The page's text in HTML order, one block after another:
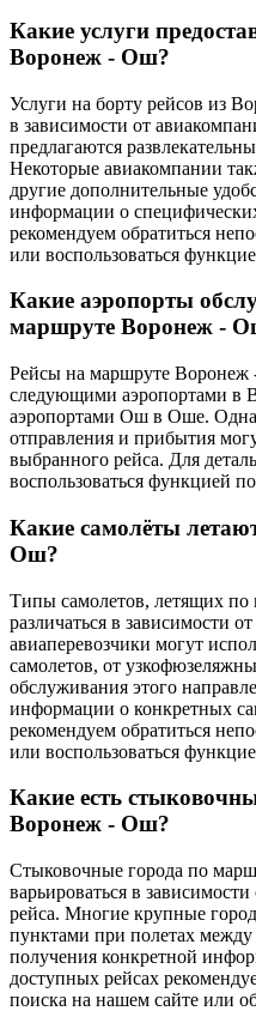
Какие услуги
Воронеж - Ош?
Услуги на борту рейсов из
в зависимости от
предлагаются
Некоторые авиакомпании
другие дополнительные
информации о
рекомендуем обратиться
или воспользоваться
Какие аэропорты
маршруте Воронеж -
Рейсы на маршруте
следующими аэропортами в
аэропортами Ош в Оше.
отправления и прибытия
выбранного рейса. Для
воспользоваться функцией
Какие самолёты
Ош?
Типы самолетов, летящих
различаться в зависимости
авиаперевозчики могут
самолетов, от
обслуживания этого
информации о конкретных
рекомендуем обратиться
или воспользоваться
Какие есть
Воронеж - Ош?
Стыковочные города по
варьироваться в
рейса. Многие крупные
пунктами при полетах
получения конкретной
доступных рейсах
поиска на нашем сайте или